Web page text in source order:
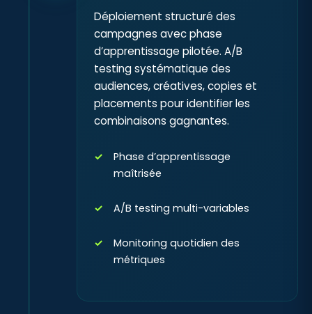
Déploiement structuré des
campagnes avec phase
d’apprentissage pilotée. A/B
testing systématique des
audiences, créatives, copies et
placements pour identifier les
combinaisons gagnantes.
Phase d’apprentissage
maîtrisée
A/B testing multi-variables
Monitoring quotidien des
métriques